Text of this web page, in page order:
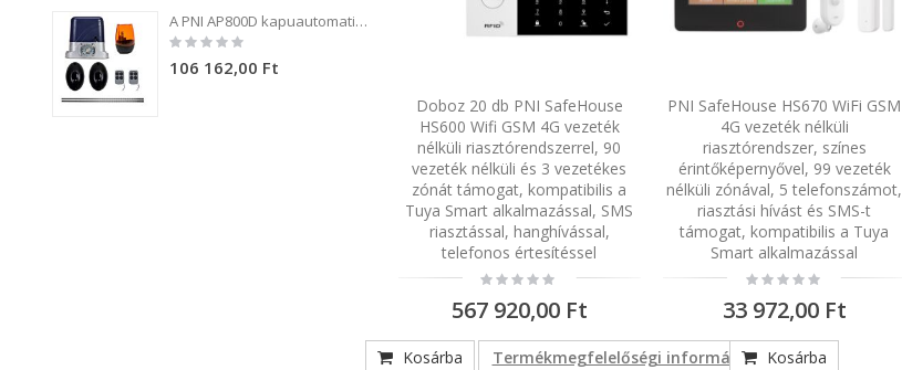
Doboz 20 db PNI SafeHouse
HS600 Wifi GSM 4G vezeték
nélküli riasztórendszerrel, 90
vezeték nélküli és 3 vezetékes
zónát támogat, kompatibilis a
Tuya Smart alkalmazással, SMS
riasztással, hanghívással,
telefonos értesítéssel
Rating:
567 920,00 Ft
Kosárba Termékmegfelelőségi információk
PNI SafeHouse HS670 WiFi GSM
4G vezeték nélküli
riasztórendszer, színes
érintőképernyővel, 99 vezeték
nélküli zónával, 5 telefonszámot,
riasztási hívást és SMS-t
támogat, kompatibilis a Tuya
Smart alkalmazással
Rating:
33 972,00 Ft
Kosárba
A PNI AP800D kapuautomatizálási készlet 4 m-es fém fogaskerék-motort, fotocellákat, távirányítót, lámpát, 230 V-os 1100 N és 800 kg-os tolókaput tartalmaz.
Rating:
106 162,00 Ft